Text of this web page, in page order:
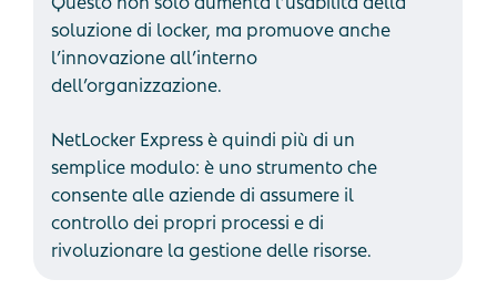
soluzione di locker, ma promuove anche
l’innovazione all’interno
dell’organizzazione.
NetLocker Express è quindi più di un
semplice modulo: è uno strumento che
consente alle aziende di assumere il
controllo dei propri processi e di
rivoluzionare la gestione delle risorse.